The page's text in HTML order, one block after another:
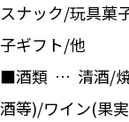
スナック/玩具菓
子ギフト/他
■酒類 … 清酒/焼
酒等)/ワイン(果